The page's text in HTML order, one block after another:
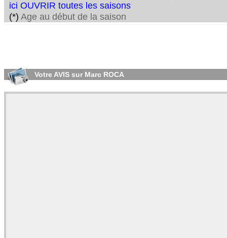
ici OUVRIR toutes les saisons
(*) Age au début de la saison
Votre AVIS sur Marc ROCA